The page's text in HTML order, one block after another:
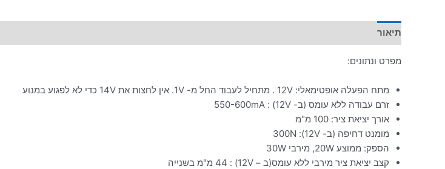
תיאור
מפרט ונתונים:
מתח הפעלה אופטימאלי: 12V . מתחיל לעבוד החל מ- 1V. אין לחצות את 14V כדי לא לפגוע במנוע
זרם עבודה ללא עומס (ב- 12V) : 550-600mA
אורך יציאת ציר: 100 מ"מ
מומנט דחיפה (ב- 12V): 300N
הספק: ממוצע 20W, מירבי 30W
קצב יציאת ציר מירבי ללא עומס(ב – 12V) : 44 מ"מ בשנייה